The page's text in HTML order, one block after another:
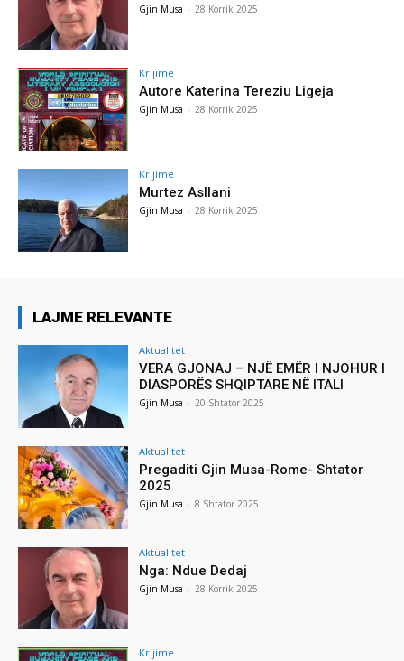
Gjin Musa - 28 Korrik 2025
Krijime
Autore Katerina Tereziu Ligeja
Gjin Musa - 28 Korrik 2025
Krijime
Murtez Asllani
Gjin Musa - 28 Korrik 2025
LAJME RELEVANTE
Aktualitet
VERA GJONAJ – NJË EMËR I NJOHUR I
DIASPORËS SHQIPTARE NË ITALI
Gjin Musa - 20 Shtator 2025
Aktualitet
Pregaditi Gjin Musa-Rome- Shtator
2025
Gjin Musa - 8 Shtator 2025
Aktualitet
Nga: Ndue Dedaj
Gjin Musa - 28 Korrik 2025
Krijime